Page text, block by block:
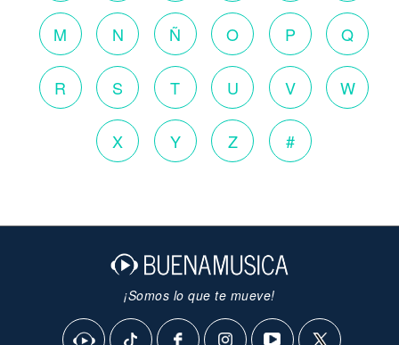
M N Ñ O P Q
R S T U V W
X Y Z #
¡Somos lo que te mueve!